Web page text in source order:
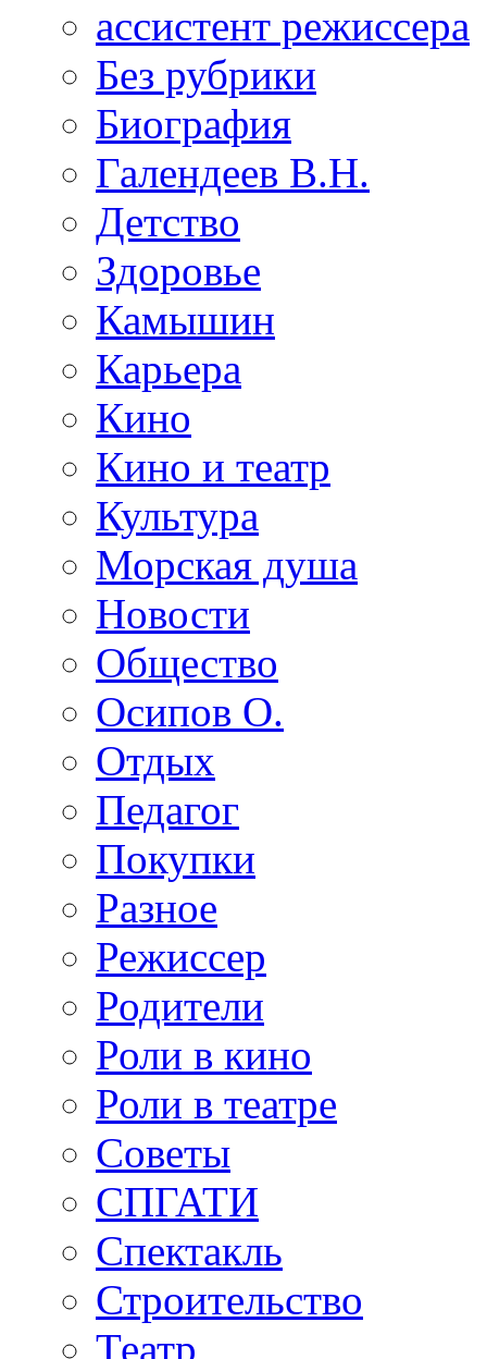
ассистент режиссера
Без рубрики
Биография
Галендеев В.Н.
Детство
Здоровье
Камышин
Карьера
Кино
Кино и театр
Культура
Морская душа
Новости
Общество
Осипов О.
Отдых
Педагог
Покупки
Разное
Режиссер
Родители
Роли в кино
Роли в театре
Советы
СПГАТИ
Спектакль
Строительство
Театр